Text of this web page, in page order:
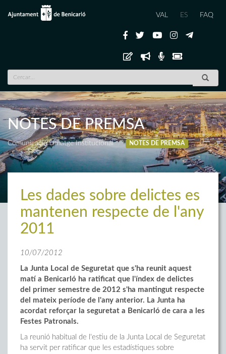
VAL ES FAQ
NOTES DE PREMSA
Comunicació i Imatge Institucional NOTES DE PREMSA
Les dades sobre delictes es
mantenen respecte de l'any
2011
10/07/2012
La Junta Local de Seguretat que s'ha reunit aquest
matí a Benicarló ha ratificat que l'índex de delictes
del primer semestre de 2012 s'ha mantingut respecte
del mateix període de l'any anterior. La Junta ha
acordat reforçar la seguretat a Benicarló de cara a les
Festes Patronals.
La reunió habitual de l'estiu de la Junta Local de Seguretat
ha servit per ratificar que les estadístiques sobre